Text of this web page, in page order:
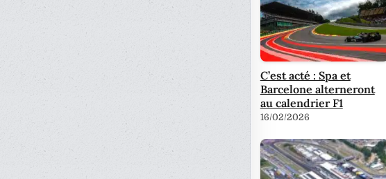
C’est acté : Spa et
Barcelone alterneront
au calendrier F1
16/02/2026